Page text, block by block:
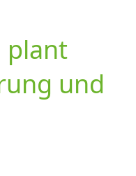
plant
und